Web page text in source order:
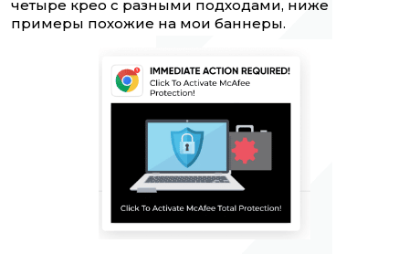
четыре крео с разными подходами, ниже
примеры похожие на мои баннеры.